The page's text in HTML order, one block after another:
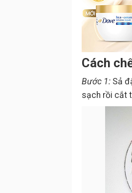
Cách
Bước 1: Sả
sạch rồi cắt